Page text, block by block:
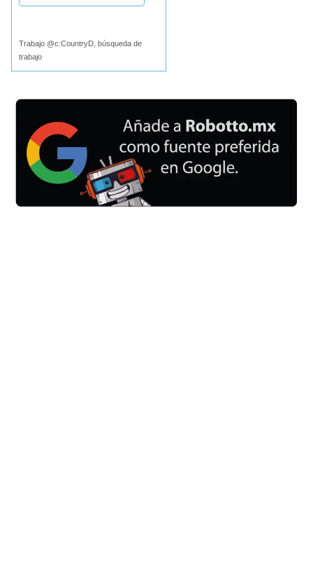
Trabajo @c:CountryD, búsqueda de
trabajo